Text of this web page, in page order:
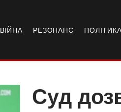
ВІЙНА РЕЗОНАНС ПОЛІТИКА
Суд